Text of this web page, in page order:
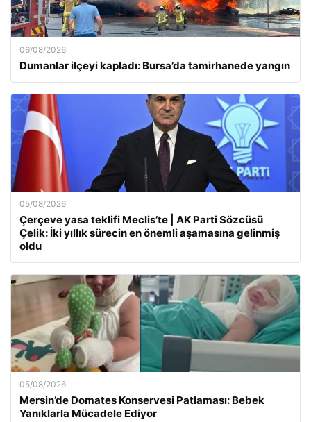
06/08/2026
Dumanlar ilçeyi kapladı: Bursa’da tamirhanede yangın
05/08/2026
Çerçeve yasa teklifi Meclis’te | AK Parti Sözcüsü
Çelik: İki yıllık sürecin en önemli aşamasına gelinmiş
oldu
05/08/2026
Mersin’de Domates Konservesi Patlaması: Bebek
Yanıklarla Mücadele Ediyor